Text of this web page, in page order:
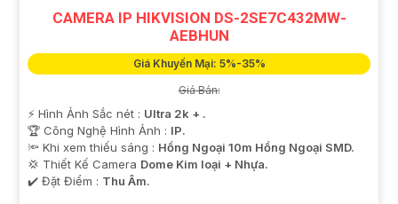
CAMERA IP HIKVISION DS-2SE7C432MW-
AEBHUN
Giá Khuyến Mại: 5%-35%
Giá Bán:
️⚡ Hình Ảnh Sắc nét : Ultra 2k + .
🏆 Công Nghệ Hình Ảnh : IP.
🔦 Khi xem thiếu sáng : Hồng Ngoại 10m Hồng Ngoại SMD.
💢 Thiết Kế Camera Dome Kim loại + Nhựa.
️✔️ Đặt Điểm : Thu Âm.